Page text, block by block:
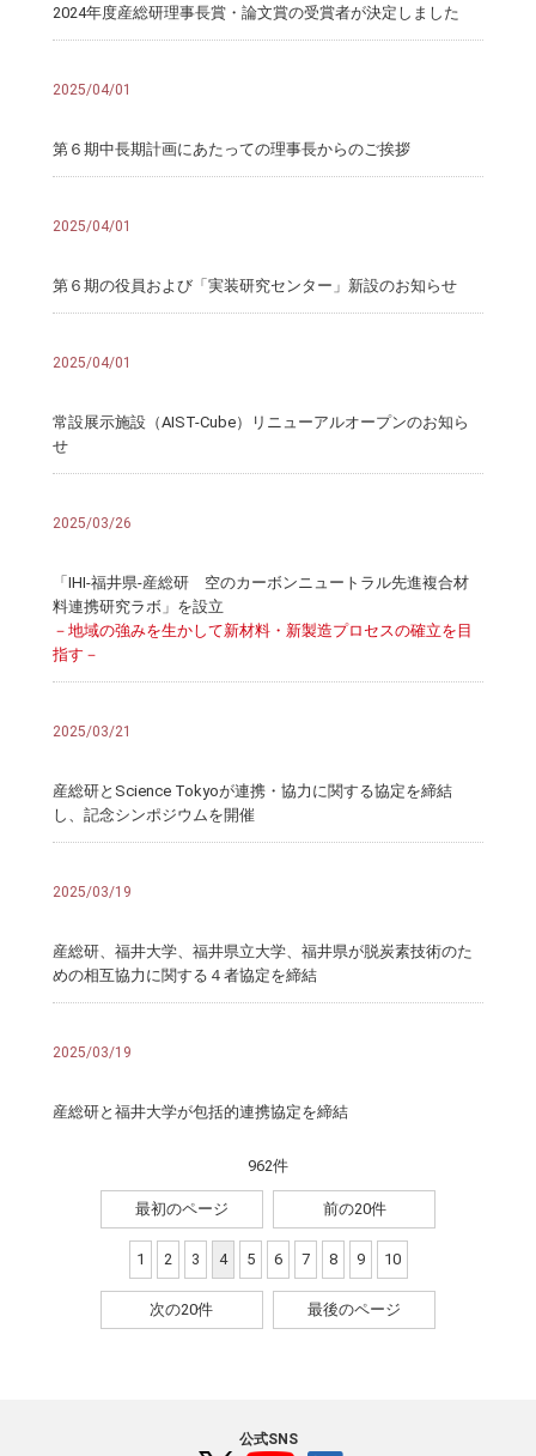
2024年度産総研理事長賞・論文賞の受賞者が決定しました
2025/04/01
第６期中長期計画にあたっての理事長からのご挨拶
2025/04/01
第６期の役員および「実装研究センター」新設のお知らせ
2025/04/01
常設展示施設（AIST-Cube）リニューアルオープンのお知ら
せ
2025/03/26
「IHI-福井県-産総研 空のカーボンニュートラル先進複合材
料連携研究ラボ」を設立
－地域の強みを生かして新材料・新製造プロセスの確立を目
指す－
2025/03/21
産総研とScience Tokyoが連携・協力に関する協定を締結
し、記念シンポジウムを開催
2025/03/19
産総研、福井大学、福井県立大学、福井県が脱炭素技術のた
めの相互協力に関する４者協定を締結
2025/03/19
産総研と福井大学が包括的連携協定を締結
962件
最初のページ 前の20件
1 2 3 4 5 6 7 8 9 10
次の20件 最後のページ
公式SNS